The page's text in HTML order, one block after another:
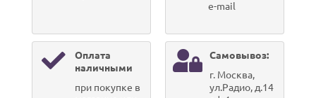
e-mail
Оплата
наличными
при покупке в
Самовывоз:
г. Москва,
ул.Радио, д.14